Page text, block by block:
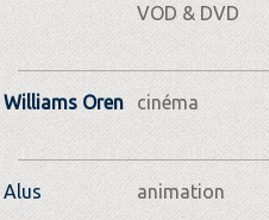
VOD & DVD
Williams Oren cinéma
Alus animation